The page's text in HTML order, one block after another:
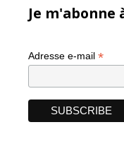
Je
Adresse e-mail *